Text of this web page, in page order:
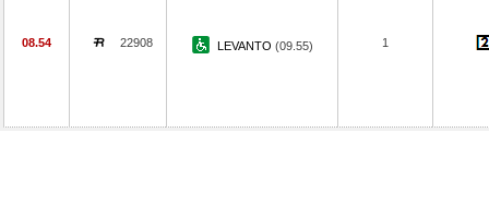
08.54 22908 LEVANTO (09.55) 1